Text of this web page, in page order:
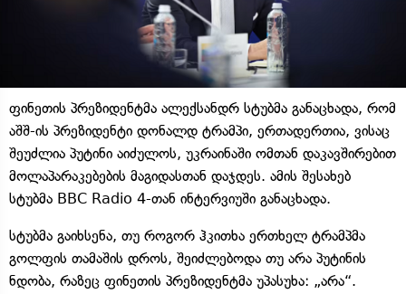
ფინეთის პრეზიდენტმა ალექსანდრ სტუბმა განაცხადა, რომ
აშშ-ის პრეზიდენტი დონალდ ტრამპი, ერთადერთია, ვისაც
შეუძლია პუტინი აიძულოს, უკრაინაში ომთან დაკავშირებით
მოლაპარაკებების მაგიდასთან დაჯდეს. ამის შესახებ
სტუბმა BBC Radio 4-თან ინტერვიუში განაცხადა.
სტუბმა გაიხსენა, თუ როგორ ჰკითხა ერთხელ ტრამპმა
გოლფის თამაშის დროს, შეიძლებოდა თუ არა პუტინის
ნდობა, რაზეც ფინეთის პრეზიდენტმა უპასუხა: „არა“.